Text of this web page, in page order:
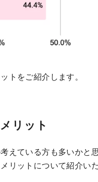
トをご紹介します。
リット
えている方も多いかと思
リットについて紹介いた